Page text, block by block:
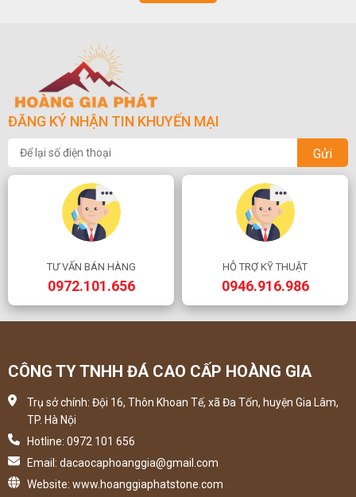
ĐĂNG KÝ NHẬN TIN KHUYẾN MẠI
Gửi
TƯ VẤN BÁN HÀNG
0972.101.656
HỖ TRỢ KỸ THUẬT
0946.916.986
CÔNG TY TNHH ĐÁ CAO CẤP HOÀNG GIA
Trụ sở chính: Đội 16, Thôn Khoan Tế, xã Đa Tốn, huyện Gia Lâm,
TP. Hà Nội
Hotline: 0972 101 656
Email: dacaocaphoanggia@gmail.com
Website: www.hoanggiaphatstone.com